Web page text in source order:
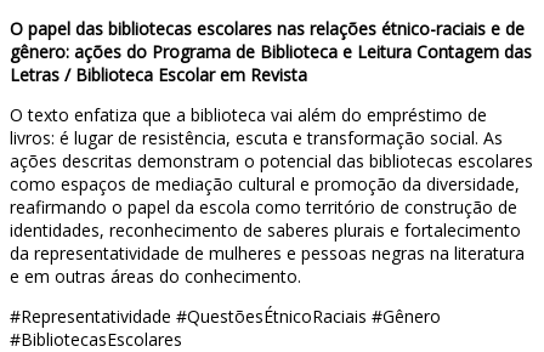
O papel das bibliotecas escolares nas relações étnico-raciais e de
gênero: ações do Programa de Biblioteca e Leitura Contagem das
Letras / Biblioteca Escolar em Revista
O texto enfatiza que a biblioteca vai além do empréstimo de
livros: é lugar de resistência, escuta e transformação social. As
ações descritas demonstram o potencial das bibliotecas escolares
como espaços de mediação cultural e promoção da diversidade,
reafirmando o papel da escola como território de construção de
identidades, reconhecimento de saberes plurais e fortalecimento
da representatividade de mulheres e pessoas negras na literatura
e em outras áreas do conhecimento.
#Representatividade #QuestõesÉtnicoRaciais #Gênero
#BibliotecasEscolares